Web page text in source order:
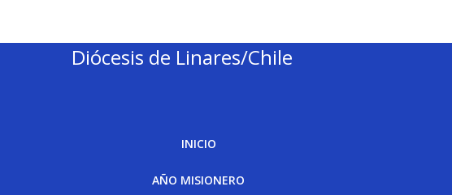
Diócesis de Linares/Chile
INICIO
AÑO MISIONERO